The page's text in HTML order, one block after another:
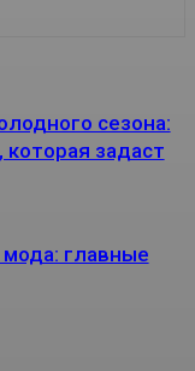
сезона:
которая задаст
главные